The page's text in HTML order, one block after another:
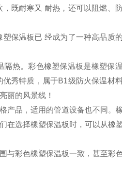
既耐寒又 耐热，还可以阻燃、
保温板已 经成为了一种高品质
热。彩色橡塑保温板是橡塑保
秀特质，属于B1级防火保温材
丽的风景线！
产品，适用的管道设备也不同。
在选择橡塑保温板时，可以从橡
与彩色橡塑保温板一致，甚至彩